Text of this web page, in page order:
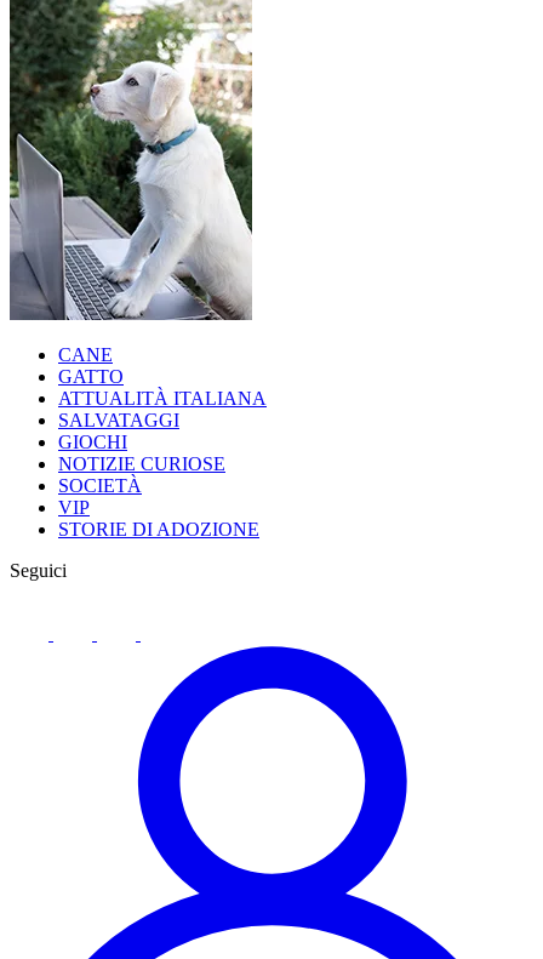
CANE
GATTO
ATTUALITÀ ITALIANA
SALVATAGGI
GIOCHI
NOTIZIE CURIOSE
SOCIETÀ
VIP
STORIE DI ADOZIONE
Seguici